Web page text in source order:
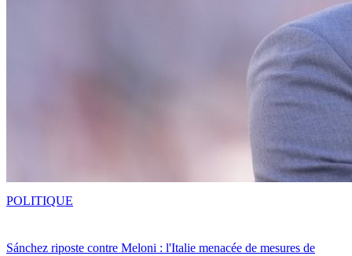
Sánchez riposte contre Meloni : l'Italie menacée de mesures de
POLITIQUE